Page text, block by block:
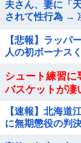
夫さん、妻に「
されて性行為 →
【悲報】ラッパ
人の初ボーナス
シュート練習に
バスケットが凄
【速報】北海道
に無期懲役の判